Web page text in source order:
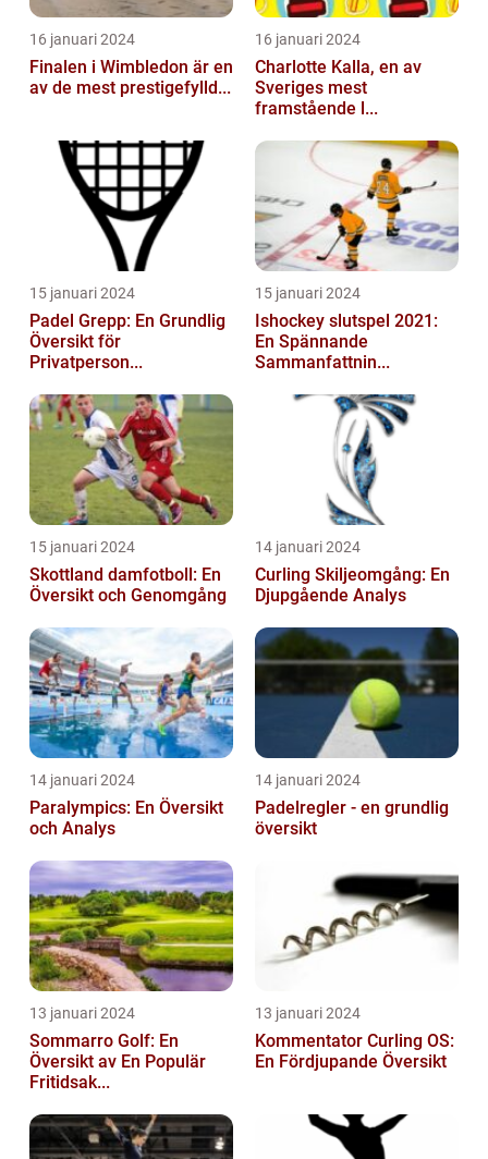
16 januari 2024
Finalen i Wimbledon är en
av de mest prestigefylld...
16 januari 2024
Charlotte Kalla, en av
Sveriges mest
framstående l...
15 januari 2024
Padel Grepp: En Grundlig
Översikt för
Privatperson...
15 januari 2024
Ishockey slutspel 2021:
En Spännande
Sammanfattnin...
15 januari 2024
Skottland damfotboll: En
Översikt och Genomgång
14 januari 2024
Curling Skiljeomgång: En
Djupgående Analys
14 januari 2024
Paralympics: En Översikt
och Analys
14 januari 2024
Padelregler - en grundlig
översikt
13 januari 2024
Sommarro Golf: En
Översikt av En Populär
Fritidsak...
13 januari 2024
Kommentator Curling OS:
En Fördjupande Översikt